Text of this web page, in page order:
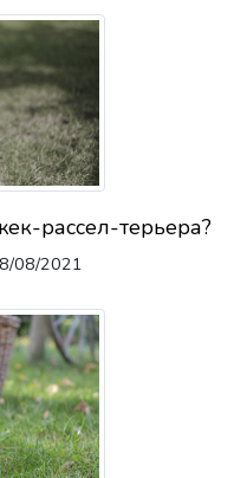
рассел-терьера?
08/2021